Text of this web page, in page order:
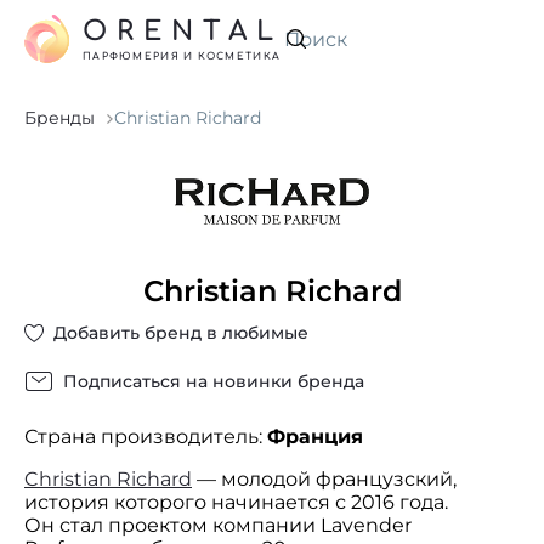
Искать
ORENTAL
ПАРФЮМЕРИЯ И КОСМЕТИКА
Бренды Christian Richard
Christian Richard
Добавить бренд в любимые
Подписаться на новинки бренда
Страна производитель: Франция
Christian Richard — молодой французский,
история которого начинается с 2016 года.
Он стал проектом компании Lavender